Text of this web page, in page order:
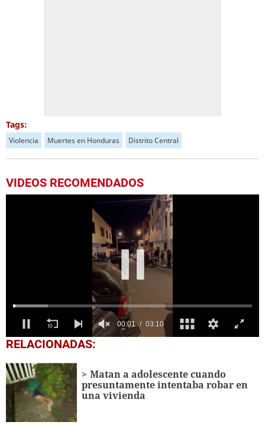
Tags:
Violencia Muertes en Honduras Distrito Central
VIDEOS RECOMENDADOS
0
seconds
3
minutes,
10
seconds
RELACIONADAS:
Matan a adolescente cuando
presuntamente intentaba robar en
una vivienda